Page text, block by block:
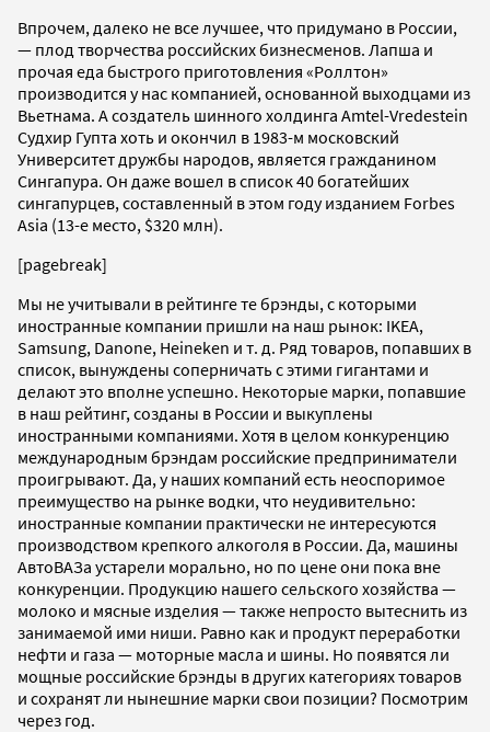
Впрочем, далеко не все лучшее, что придумано в России,
— плод творчества российских бизнесменов. Лапша и
прочая еда быстрого приготовления «Роллтон»
производится у нас компанией, основанной выходцами из
Вьетнама. А создатель шинного холдинга Amtel-Vredestein
Судхир Гупта хоть и окончил в 1983-м московский
Университет дружбы народов, является гражданином
Сингапура. Он даже вошел в список 40 богатейших
сингапурцев, составленный в этом году изданием Forbes
Asia (13-е место, $320 млн).
[pagebreak]
Мы не учитывали в рейтинге те брэнды, с которыми
иностранные компании пришли на наш рынок: IKEA,
Samsung, Danone, Heineken и т. д. Ряд товаров, попавших в
список, вынуждены соперничать с этими гигантами и
делают это вполне успешно. Некоторые марки, попавшие
в наш рейтинг, созданы в России и выкуплены
иностранными компаниями. Хотя в целом конкуренцию
международным брэндам российские предприниматели
проигрывают. Да, у наших компаний есть неоспоримое
преимущество на рынке водки, что неудивительно:
иностранные компании практически не интересуются
производством крепкого алкоголя в России. Да, машины
АвтоВАЗа устарели морально, но по цене они пока вне
конкуренции. Продукцию нашего сельского хозяйства —
молоко и мясные изделия — также непросто вытеснить из
занимаемой ими ниши. Равно как и продукт переработки
нефти и газа — моторные масла и шины. Но появятся ли
мощные российские брэнды в других категориях товаров
и сохранят ли нынешние марки свои позиции? Посмотрим
через год.